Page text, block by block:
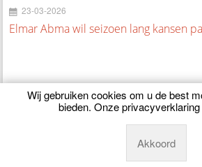
23-03-2026
Elmar Abma wil seizoen lang kansen
Wij gebruiken cookies om u de best
bieden. Onze
Akkoord